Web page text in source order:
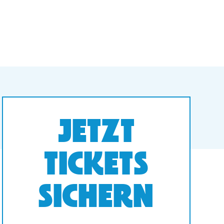
JETZT
TICKETS
SICHERN